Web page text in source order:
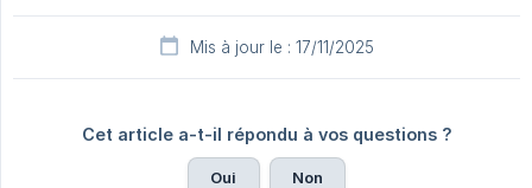
Mis à jour le : 17/11/2025
Cet article a-t-il répondu à vos questions ?
Oui Non